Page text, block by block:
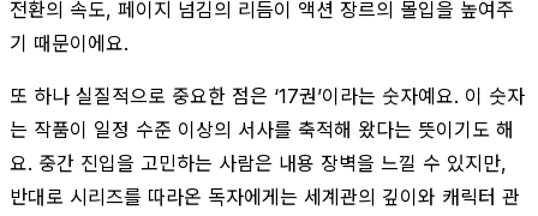
전환의 속도, 페이지 넘김의 리듬이 액션 장르의 몰입을 높여주
기 때문이에요.
또 하나 실질적으로 중요한 점은 ‘17권’이라는 숫자예요. 이 숫자
는 작품이 일정 수준 이상의 서사를 축적해 왔다는 뜻이기도 해
요. 중간 진입을 고민하는 사람은 내용 장벽을 느낄 수 있지만,
반대로 시리즈를 따라온 독자에게는 세계관의 깊이와 캐릭터 관